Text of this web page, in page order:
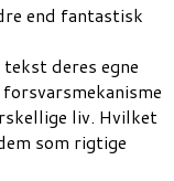
end fantastisk
deres egne
liv. Hvilket
som rigtige